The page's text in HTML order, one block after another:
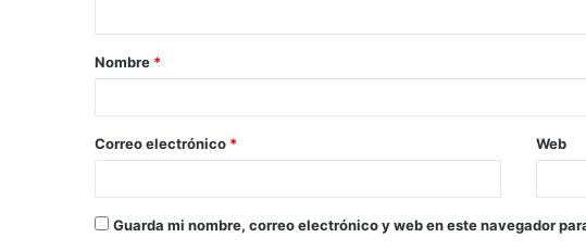
a
r
*
Nombre *
Correo electrónico * Web
Guarda mi nombre, correo electrónico y web en este navegador